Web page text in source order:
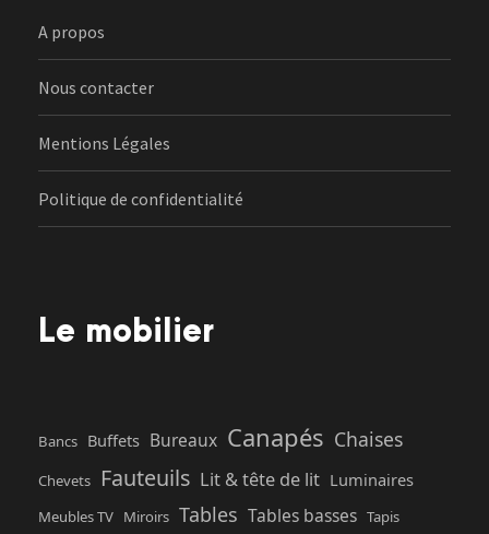
A propos
Nous contacter
Mentions Légales
Politique de confidentialité
Le mobilier
Bancs Buffets Bureaux Canapés Chaises
Chevets Fauteuils Lit & tête de lit Luminaires
Meubles TV Miroirs Tables Tables basses Tapis